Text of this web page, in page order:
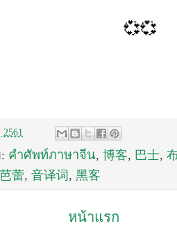
💞💞
คำศัพท์ภาษาจีน, 博客, 巴士,
芭蕾, 音译词 , 黑客
หน้าแรก